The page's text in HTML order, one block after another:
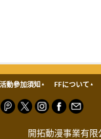
活動參加須知 FFについて
開拓動漫事業有限